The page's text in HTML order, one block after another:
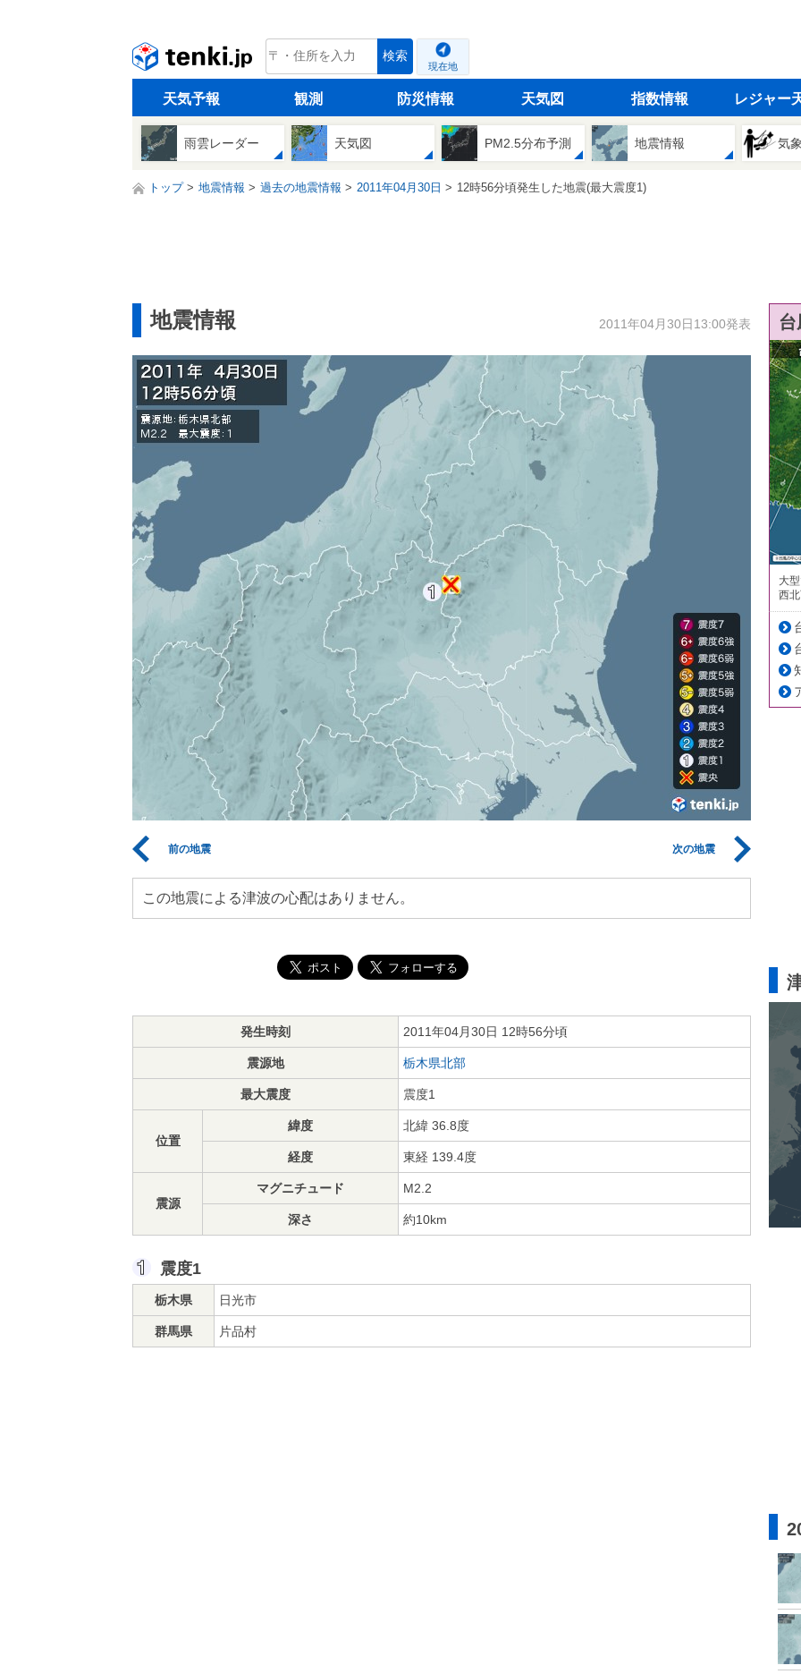
tenki.jp 検索
現在地
天気予報 観測 防災情報 天気図 指数情報 レジャー
雨雲レーダー 天気図 PM2.5分布予測 地震情報 気
トップ 地震情報 過去の地震情報 2011年04月30日 12時56分頃発生した地震(最大震度1)
地震情報 2011年04月30日13:00発表
前の地震 次の地震
この地震による津波の心配はありません。
発生時刻 2011年04月30日 12時56分頃
震源地 栃木県北部
最大震度 震度1
位置
緯度 北緯 36.8度
経度 東経 139.4度
震源
マグニチュード M2.2
深さ 約10km
震度1
栃木県 日光市
群馬県 片品村
大
西